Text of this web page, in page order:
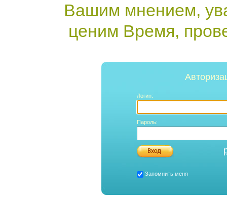
Вашим мнением,
ценим Время,
Логин:
Пароль:
Запомнить меня